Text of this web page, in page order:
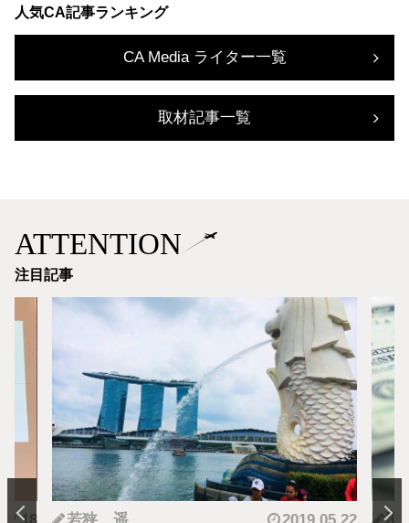
人気CA記事ランキング
CA Media ライター一覧
取材記事一覧
ATTENTION
注目記事